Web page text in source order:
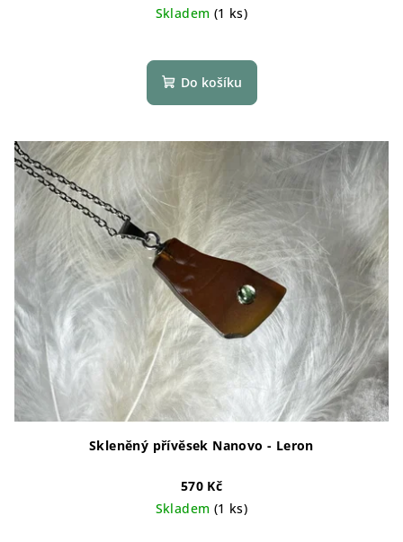
Skladem (1 ks)
Do košíku
Skleněný přívěsek Nanovo - Leron
570 Kč
Skladem (1 ks)